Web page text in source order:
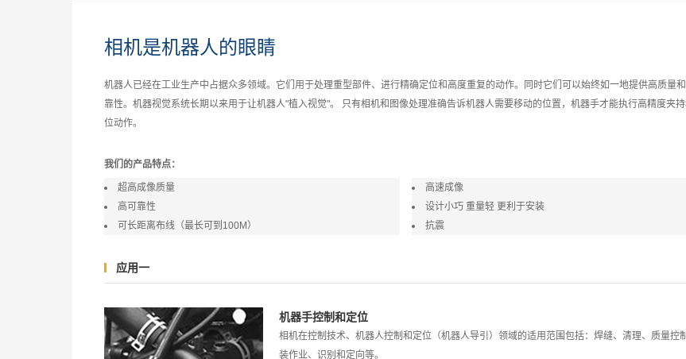
相机是机器人的眼睛
机器人已经在工业生产中占据众多领域。它们用于处理重型部件、进行精确定位和高度重复的动作。同时它们可以始终如一地提供高质量和
靠性。机器视觉系统长期以来用于让机器人"植入视觉"。 只有相机和图像处理准确告诉机器人需要移动的位置，机器手才能执行高精度夹
位动作。
我们的产品特点：
超高成像质量
高速成像
高可靠性
设计小巧 重量轻 更利于安装
可长距离布线（最长可到100M）
抗震
应用一
机器手控制和定位
相机在控制技术、机器人控制和定位（机器人导引）领域的适用范围包括：焊缝、清理、质量控
装作业、识别和定向等。